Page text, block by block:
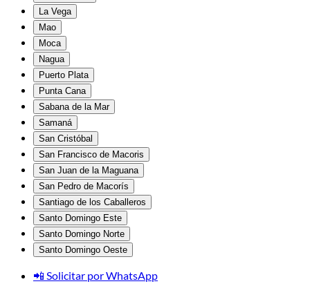
La Vega
Mao
Moca
Nagua
Puerto Plata
Punta Cana
Sabana de la Mar
Samaná
San Cristóbal
San Francisco de Macoris
San Juan de la Maguana
San Pedro de Macorís
Santiago de los Caballeros
Santo Domingo Este
Santo Domingo Norte
Santo Domingo Oeste
📲 Solicitar por WhatsApp